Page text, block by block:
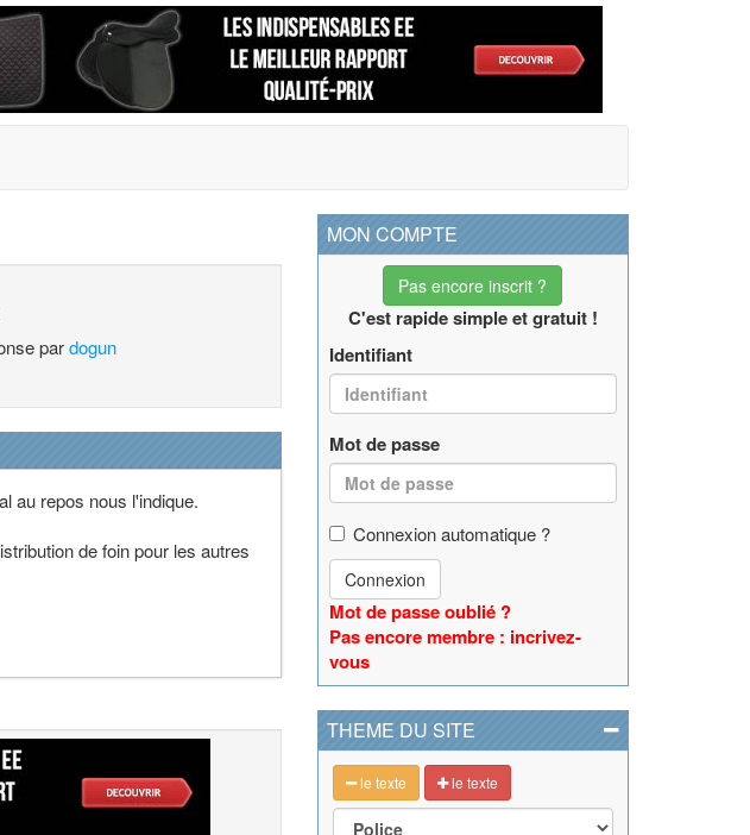
pardogun
au repos nous l'indique.
de foin pour les autres
MON COMPTE
Pas encore inscrit ?
C'est rapide simple et gratuit !
Identifiant
Mot de passe
Connexion automatique ?
Connexion
Mot de passe oublié ?
Pas encore membre : incrivez-
vous
THEME DU SITE
le texte le texte